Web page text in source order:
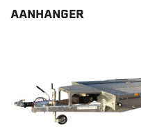
AANHANGER